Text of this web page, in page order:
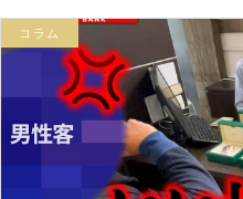
コラム